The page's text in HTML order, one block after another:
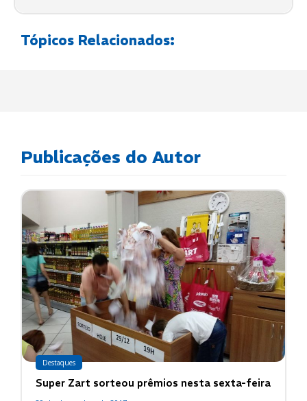
Tópicos Relacionados:
Publicações do Autor
Destaques
Super Zart sorteou prêmios nesta sexta-feira